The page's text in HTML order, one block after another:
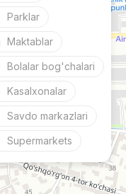
Parklar
Maktablar
Bolalar bog'chalari
Kasalxonalar
Savdo markazlari
Supermarkets